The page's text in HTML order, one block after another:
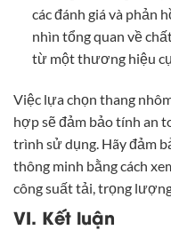
các đánh giá và phản
nhìn tổng quan về
từ một thương hiệu
Việc lựa chọn thang
hợp sẽ đảm bảo tính an
trình sử dụng. Hãy đảm
thông minh bằng cách
công suất tải, trọng
VI. Kết luận